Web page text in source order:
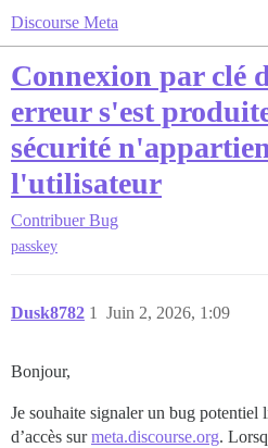
Discourse Meta
Connexion par clé
erreur s'est
sécurité
l'utilisateur
Contribuer Bug
passkey
Dusk8782 Juin 2, 2026, 1:09
1
Bonjour,
Je souhaite signaler un bug potentiel
d’accès surmeta.discourse.org.